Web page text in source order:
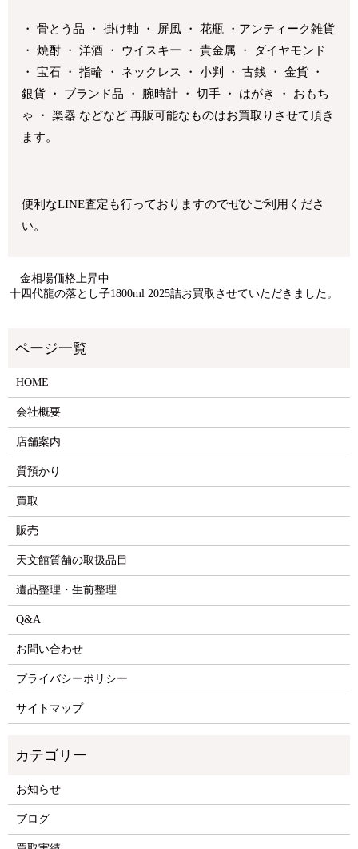
・ 骨とう品 ・ 掛け軸 ・ 屏風 ・ 花瓶 ・アンティーク雑貨
・ 焼酎 ・ 洋酒 ・ ウイスキー ・ 貴金属 ・ ダイヤモンド
・ 宝石 ・ 指輪 ・ ネックレス ・ 小判 ・ 古銭 ・ 金貨 ・
銀貨 ・ ブランド品 ・ 腕時計 ・ 切手 ・ はがき ・ おもち
ゃ ・ 楽器 などなど 再販可能なものはお買取りさせて頂き
ます。
便利なLINE査定も行っておりますのでぜひご利用くださ
い。
金相場価格上昇中
十四代龍の落とし子1800ml 2025詰お買取させていただきました。
HOME
会社概要
店舗案内
質預かり
買取
販売
天文館質舗の取扱品目
遺品整理・生前整理
Q&A
お問い合わせ
プライバシーポリシー
サイトマップ
お知らせ
ブログ